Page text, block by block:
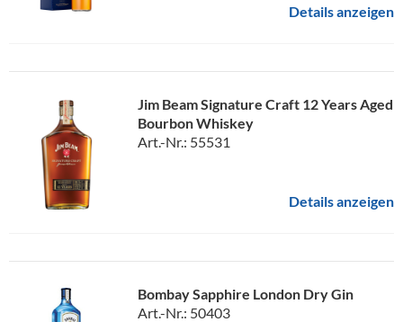
Details anzeigen
Jim Beam Signature Craft 12 Years Aged
Bourbon Whiskey
Art.-Nr.: 55531
Details anzeigen
Bombay Sapphire London Dry Gin
Art.-Nr.: 50403